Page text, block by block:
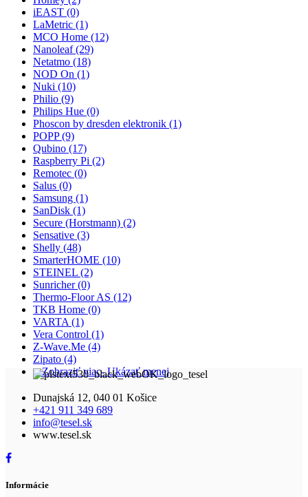
iEAST (0)
LaMetric (1)
MCO Home (12)
Nanoleaf(29)
Netatmo (18)
NOD On (1)
Nuki (10)
Philio (9)
Philips Hue (0)
Phoscon by dresden elektronik (1)
POPP(9)
Qubino (17)
Raspberry Pi (2)
Remotec (0)
Salus (0)
Samsung (1)
SanDisk (1)
Secure (Horstmann) (2)
Sensative (3)
Shelly (48)
SmarterHOME (10)
STEINEL (2)
Sunricher(0)
Thermo-Floor AS (12)
TKB Home (0)
VARTA (1)
Vera Control (1)
Z-Wave.Me (4)
Zipato (4)
+ Zobraziť viac- Ukázať menej
Dunajská 12, 040 01 Košice
+421 911 349 689
info@tesel.sk
www.tesel.sk
Informácie